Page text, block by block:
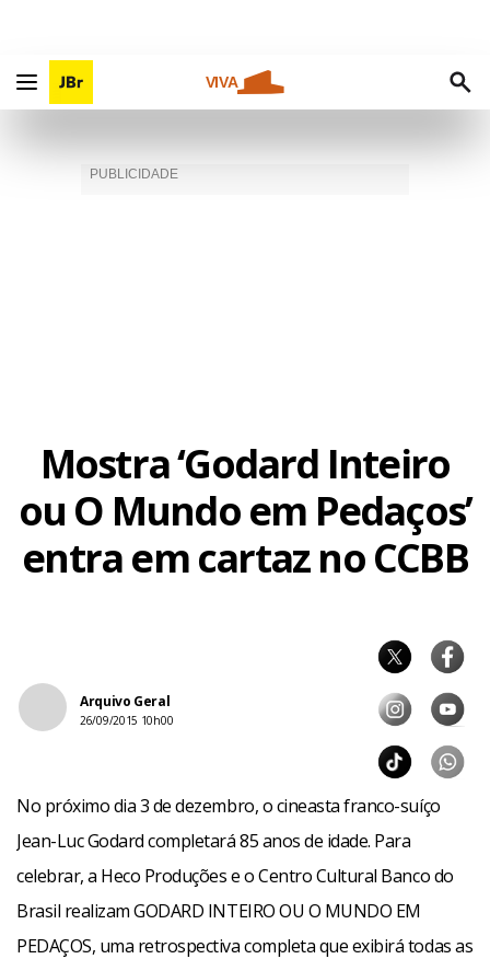
VIVA
Mostra ‘Godard Inteiro
ou O Mundo em Pedaços’
entra em cartaz no CCBB
Arquivo Geral
26/09/2015 10h00
No próximo dia 3 de dezembro, o cineasta franco-suíço
Jean-Luc Godard completará 85 anos de idade. Para
celebrar, a Heco Produções e o Centro Cultural Banco do
Brasil realizam GODARD INTEIRO OU O MUNDO EM
PEDAÇOS, uma retrospectiva completa que exibirá todas as